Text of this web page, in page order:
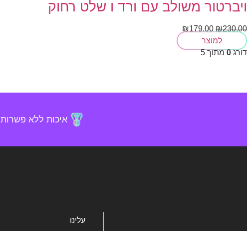
ויברטור משולב עם ורד ו שלט רחוק
₪230.00
₪179.00
למוצר
דורג0מתוך 5
איכות ללא פשרות
עלינו